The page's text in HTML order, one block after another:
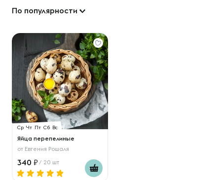
По популярности
Ср Чт Пт Сб Вс
Яйца перепелиные
от Евгения Рошаля
340 / 20 шт